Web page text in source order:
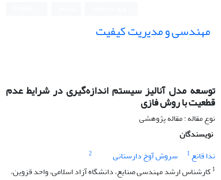
مهندسی و مدیریت کیفیت
توسعه مدل آنالیز سیستم اندازه‌گیری در شرایط عدم
قطعیت با روش فازی
نوع مقاله : مقاله پژوهشی
نویسندگان
ندا قانع 1 سروش آوخ دارستانی
2
1کارشناس ارشد مهندسی صنایع، دانشگاه آزاد اسلامی، واحد قزوین،